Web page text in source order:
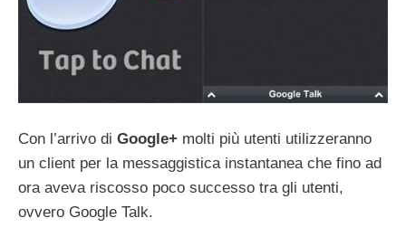
Con l’arrivo di Google+ molti più utenti utilizzeranno
un client per la messaggistica instantanea che fino ad
ora aveva riscosso poco successo tra gli utenti,
ovvero Google Talk.